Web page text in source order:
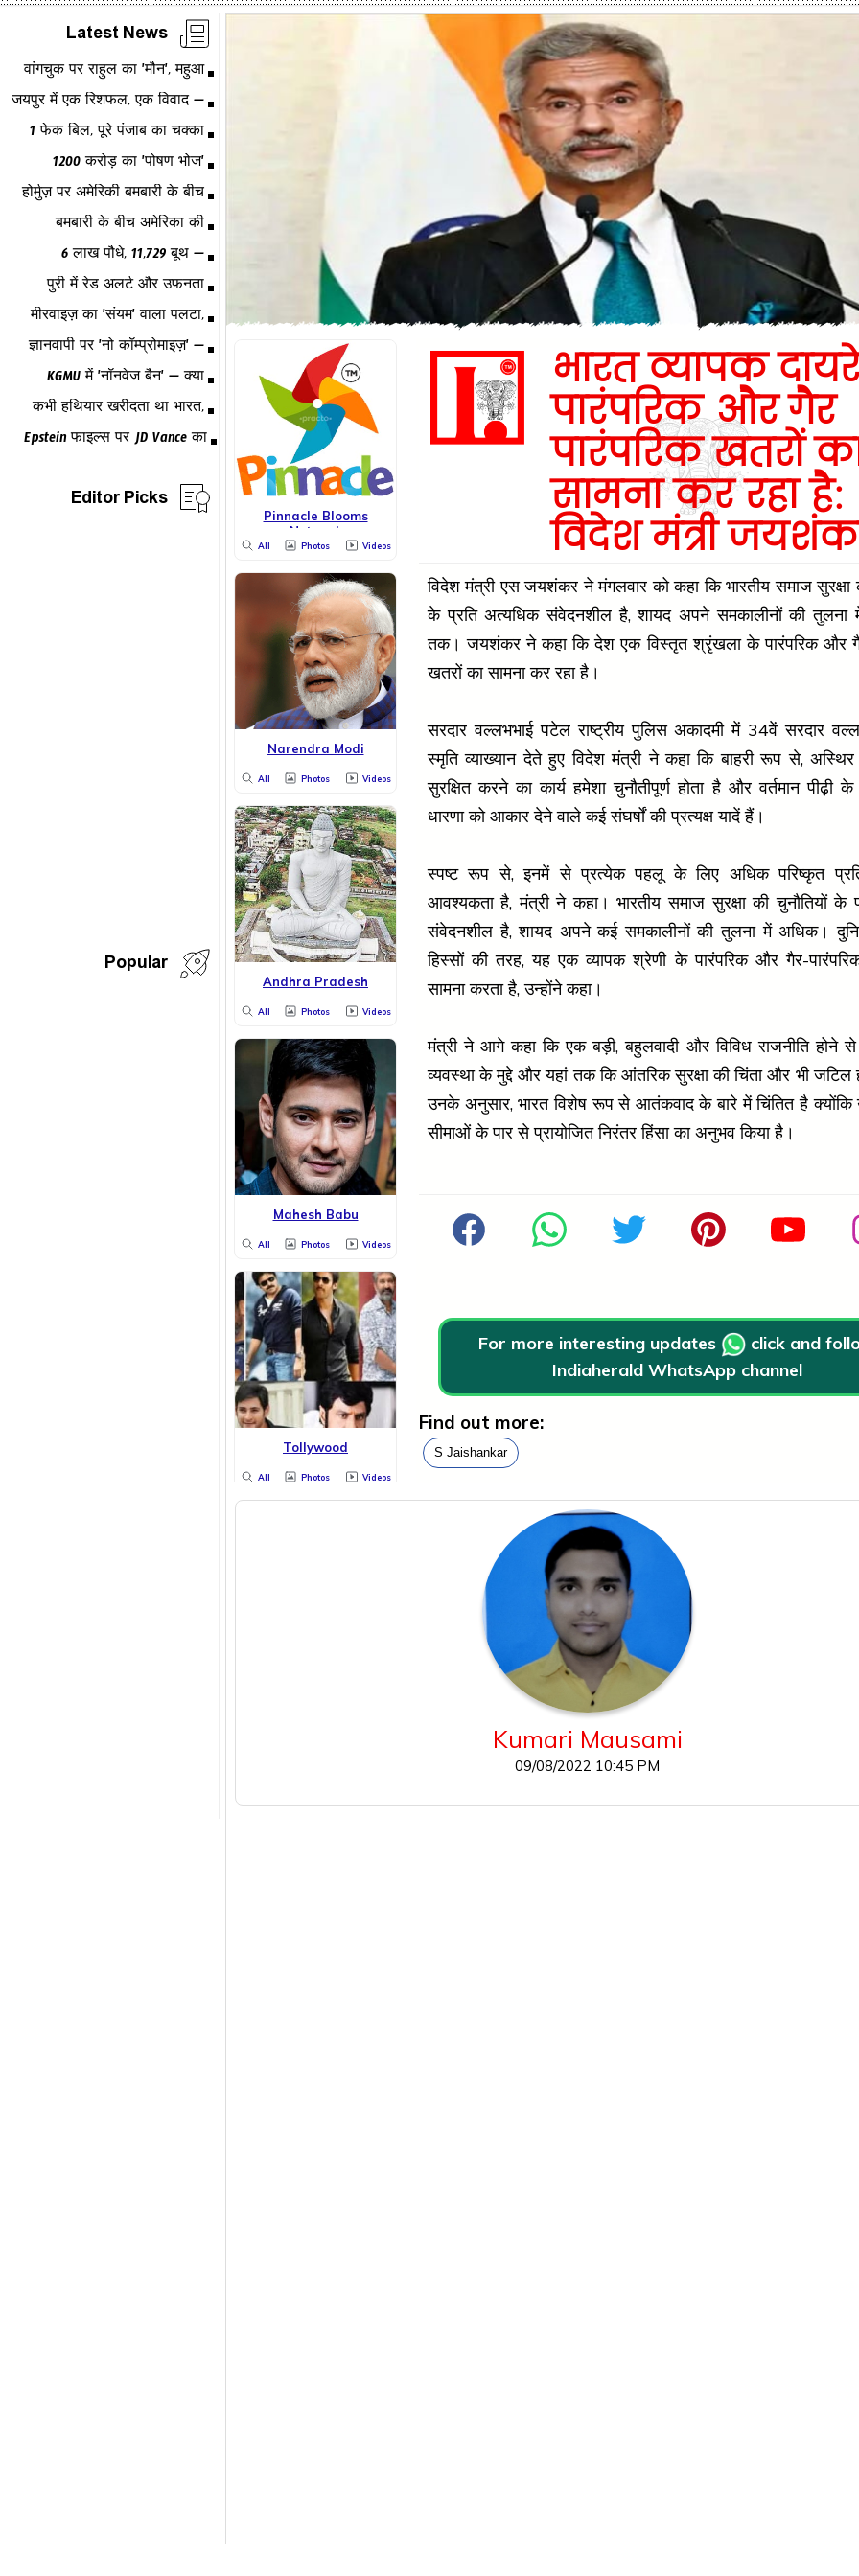
Latest News
Editor Picks
Popular
Pinnacle Blooms
Network
All Photos Videos
Narendra Modi
All Photos Videos
Andhra Pradesh
All Photos Videos
Mahesh Babu
All Photos Videos
Tollywood
All Photos Videos
भारत व्यापक
पारंपरिक और गैर
पारंपरिक खतरों
सामना कर रहा है:
विदेश मंत्री
विदेश मंत्री एस जयशंकर ने मंगलवार को कहा कि भारतीय समाज सुरक्षा
के प्रति अत्यधिक संवेदनशील है, शायद अपने समकालीनों की तुलना
तक। जयशंकर ने कहा कि देश एक विस्तृत श्रृंखला के पारंपरिक और
खतरों का सामना कर रहा है।
सरदार वल्लभभाई पटेल राष्ट्रीय पुलिस अकादमी में 34वें सरदार
स्मृति व्याख्यान देते हुए विदेश मंत्री ने कहा कि बाहरी रूप से,
सुरक्षित करने का कार्य हमेशा चुनौतीपूर्ण होता है और वर्तमान पीढ़ी
धारणा को आकार देने वाले कई संघर्षों की प्रत्यक्ष यादें हैं।
स्पष्ट रूप से, इनमें से प्रत्येक पहलू के लिए अधिक परिष्कृत
आवश्यकता है, मंत्री ने कहा। भारतीय समाज सुरक्षा की चुनौतियों के
संवेदनशील है, शायद अपने कई समकालीनों की तुलना में अधिक।
हिस्सों की तरह, यह एक व्यापक श्रेणी के पारंपरिक और गैर-
सामना करता है, उन्होंने कहा।
मंत्री ने आगे कहा कि एक बड़ी, बहुलवादी और विविध राजनीति होने
व्यवस्था के मुद्दे और यहां तक कि आंतरिक सुरक्षा की चिंता और भी जटिल
उनके अनुसार, भारत विशेष रूप से आतंकवाद के बारे में चिंतित है
सीमाओं के पार से प्रायोजित निरंतर हिंसा का अनुभव किया है।
For more interesting updates
click and
Indiaherald WhatsApp channel
Find out more:
S Jaishankar
Kumari Mausami
09/08/2022 10:45 PM